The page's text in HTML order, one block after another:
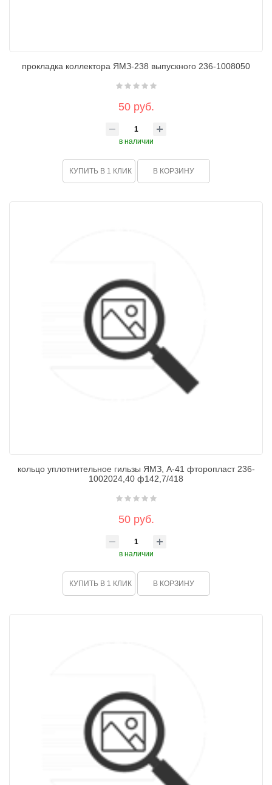
прокладка коллектора ЯМЗ-238 выпускного 236-1008050
50 руб.
в наличии
КУПИТЬ В 1 КЛИК В КОРЗИНУ
кольцо уплотнительное гильзы ЯМЗ, А-41 фторопласт 236-
1002024,40 ф142,7/418
50 руб.
в наличии
КУПИТЬ В 1 КЛИК В КОРЗИНУ